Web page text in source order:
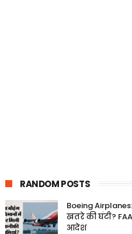
RANDOM POSTS
Boeing
खतरे की घंटी?
आदेश